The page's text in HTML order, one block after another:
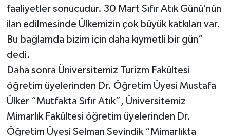
faaliyetler sonucudur. 30 Mart Sıfır Atık Günü’nün
ilan edilmesinde Ülkemizin çok büyük katkıları var.
Bu bağlamda bizim için daha kıymetli bir gün”
dedi.
Daha sonra Üniversitemiz Turizm Fakültesi
öğretim üyelerinden Dr. Öğretim Üyesi Mustafa
Ülker “Mutfakta Sıfır Atık”, Üniversitemiz
Mimarlık Fakültesi öğretim üyelerinden Dr.
Öğretim Üyesi Selman Sevindik “Mimarlıkta